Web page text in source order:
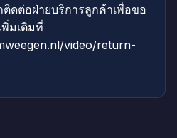
ดต่อฝ่ายบริการลูกค้าเพื่อขอ
พิ่มเติมที่
video/return-